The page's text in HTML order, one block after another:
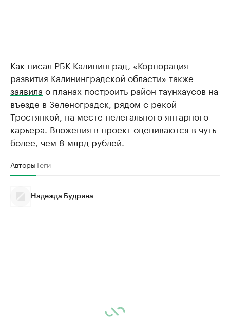
Как писал РБК Калининград, «Корпорация
развития Калининградской области» также
заявила о планах построить район таунхаусов на
въезде в Зеленоградск, рядом с рекой
Тростянкой, на месте нелегального янтарного
карьера. Вложения в проект оцениваются в чуть
более, чем 8 млрд рублей.
АвторыТеги
Надежда Будрина